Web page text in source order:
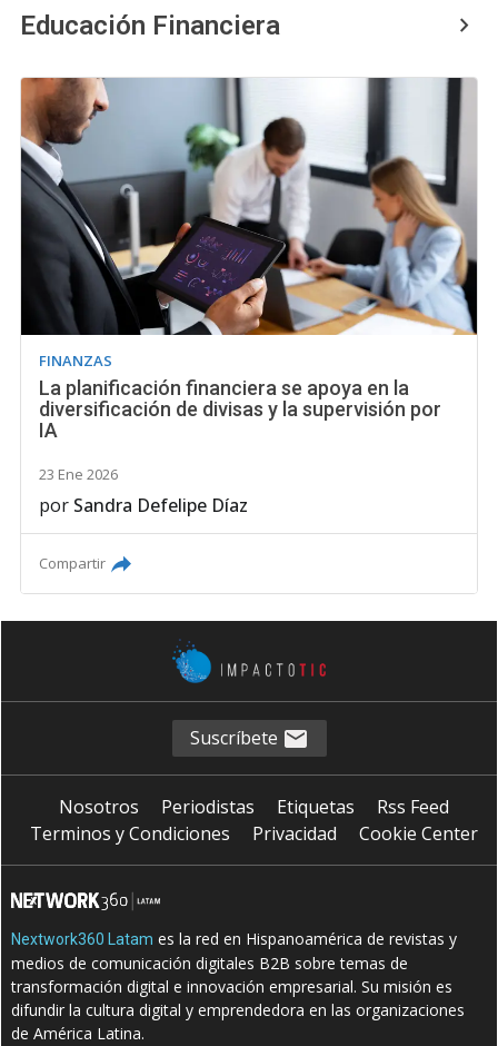
Educación Financiera
FINANZAS
La planificación financiera se apoya en la
diversificación de divisas y la supervisión por
IA
23 Ene 2026
por Sandra Defelipe Díaz
Compartir
Suscríbete
Nosotros Periodistas Etiquetas
Rss Feed
Terminos y Condiciones
Privacidad Cookie Center
Nextwork360 Latam es la red en Hispanoamérica de revistas y
medios de comunicación digitales B2B sobre temas de
transformación digital e innovación empresarial. Su misión es
difundir la cultura digital y emprendedora en las organizaciones
de América Latina.